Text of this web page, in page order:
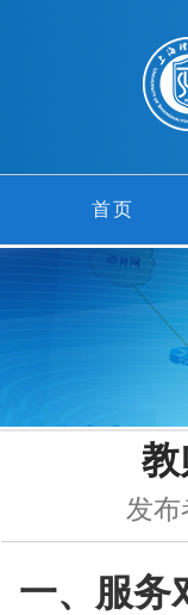
首页
教
发布
一、服务